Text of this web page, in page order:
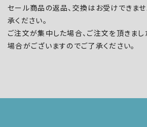
セール商品の返品、交換はお受けできま
承ください。
ご注文が集中した場合、ご注文を頂きま
場合がございますのでご了承ください。